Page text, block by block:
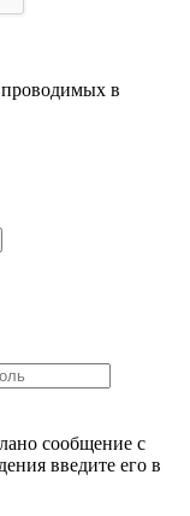
в
сообщение с
введите его в